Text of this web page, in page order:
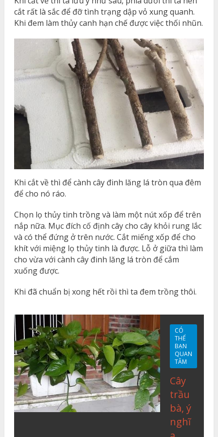
cắt rất là sắc để đỡ tình trạng dập vỏ xung quanh.
Khi đem làm thủy canh hạn chế được việc thối nhũn.
Khi cắt về thì để cành cây đinh lăng lá tròn qua đêm
để cho nó ráo.
Chọn lọ thủy tinh trồng và làm một nút xốp để trên
nắp nữa. Mục đích cố định cây cho cây khỏi rung lắc
và có thể đứng ở trên nước. Cắt miếng xốp để cho
khít với miệng lọ thủy tinh là được. Lỗ ở giữa thì làm
cho vừa với cành cây đinh lăng lá tròn để cắm
xuống được.
Khi đã chuẩn bị xong hết rồi thì ta đem trồng thôi.
CÓ
THỂ
BẠN
QUAN
TÂM
Cây
trầu
bà, ý
nghĩ